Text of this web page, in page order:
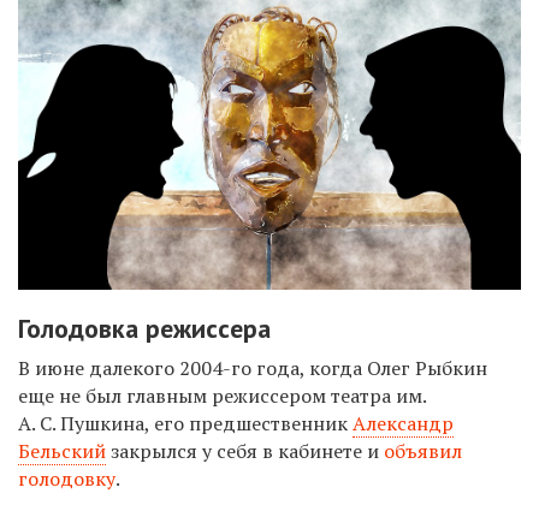
Голодовка режиссера
В июне далекого 2004-го года, когда Олег Рыбкин
еще не был главным режиссером театра им.
А. С. Пушкина, его предшественникАлександр
Бельскийзакрылся у себя в кабинете и объявил
голодовку.